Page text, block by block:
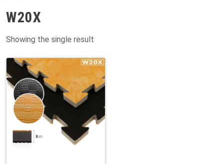
W20X
Showing the single result